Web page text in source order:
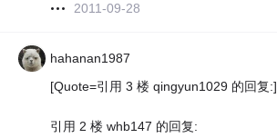
2011-09-28
hahanan1987
[Quote=引用 3 楼 qingyun1029 的回复:]
引用 2 楼 whb147 的回复: